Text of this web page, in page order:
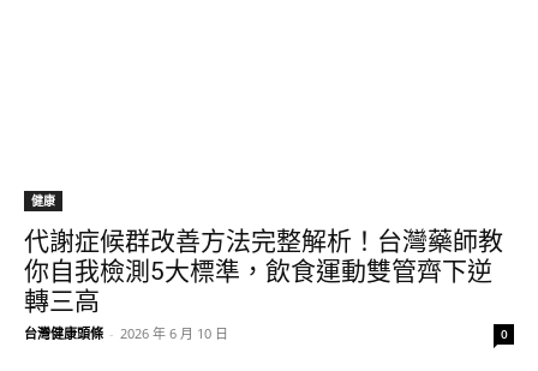
健康
代謝症候群改善方法完整解析！台灣藥師教
你自我檢測5大標準，飲食運動雙管齊下逆
轉三高
台灣健康頭條 - 2026 年 6 月 10 日 0